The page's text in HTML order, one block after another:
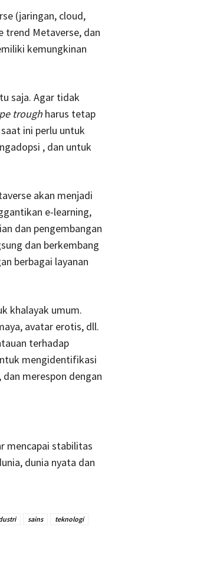
(jaringan, cloud,
trend Metaverse, dan
kemungkinan
saja. Agar tidak
troughharus tetap
ini perlu untuk
, dan untuk
akan menjadi
e-learning,
dan pengembangan
dan berkembang
berbagai layanan
khalayak umum.
avatar erotis, dll.
terhadap
mengidentifikasi
merespon dengan
mencapai stabilitas
dunia nyata dan
sains teknologi